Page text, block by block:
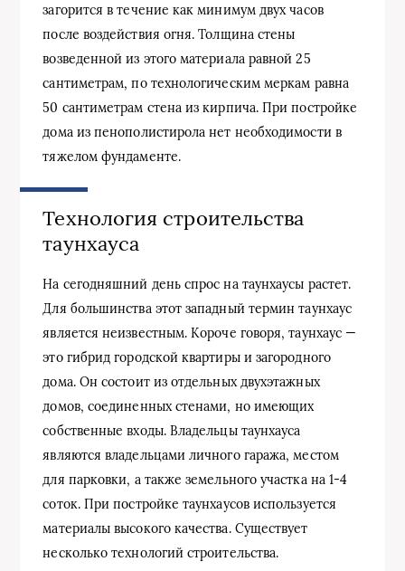
загорится в течение как минимум двух часов
после воздействия огня. Толщина стены
возведенной из этого материала равной 25
сантиметрам, по технологическим меркам равна
50 сантиметрам стена из кирпича. При постройке
дома из пенополистирола нет необходимости в
тяжелом фундаменте.
Технология строительства
таунхауса
На сегодняшний день спрос на таунхаусы растет.
Для большинства этот западный термин таунхаус
является неизвестным. Короче говоря, таунхаус —
это гибрид городской квартиры и загородного
дома. Он состоит из отдельных двухэтажных
домов, соединенных стенами, но имеющих
собственные входы. Владельцы таунхауса
являются владельцами личного гаража, местом
для парковки, а также земельного участка на 1-4
соток. При постройке таунхаусов используется
материалы высокого качества. Существует
несколько технологий строительства.